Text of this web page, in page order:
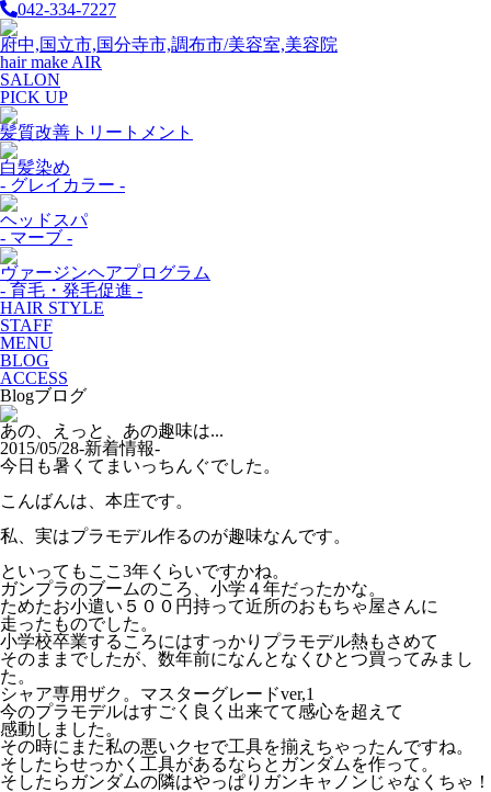
042-334-7227
府中,国立市,国分寺市,調布市/美容室,美容院
hair make AIR
SALON
PICK UP
髪質改善トリートメント
白髪染め
- グレイカラー -
ヘッドスパ
- マーブ -
ヴァージンヘアプログラム
- 育毛・発毛促進 -
HAIR STYLE
STAFF
MENU
BLOG
ACCESS
Blogブログ
あの、えっと、あの趣味は...
2015/05/28-新着情報-
今日も暑くてまいっちんぐでした。
こんばんは、本庄です。
私、実はプラモデル作るのが趣味なんです。
といってもここ3年くらいですかね。
ガンプラのブームのころ、小学４年だったかな。
ためたお小遣い５００円持って近所のおもちゃ屋さんに
走ったものでした。
小学校卒業するころにはすっかりプラモデル熱もさめて
そのままでしたが、数年前になんとなくひとつ買ってみまし
た。
シャア専用ザク。マスターグレードver,1
今のプラモデルはすごく良く出来てて感心を超えて
感動しました。
その時にまた私の悪いクセで工具を揃えちゃったんですね。
そしたらせっかく工具があるならとガンダムを作って。
そしたらガンダムの隣はやっぱりガンキャノンじゃなくちゃ！